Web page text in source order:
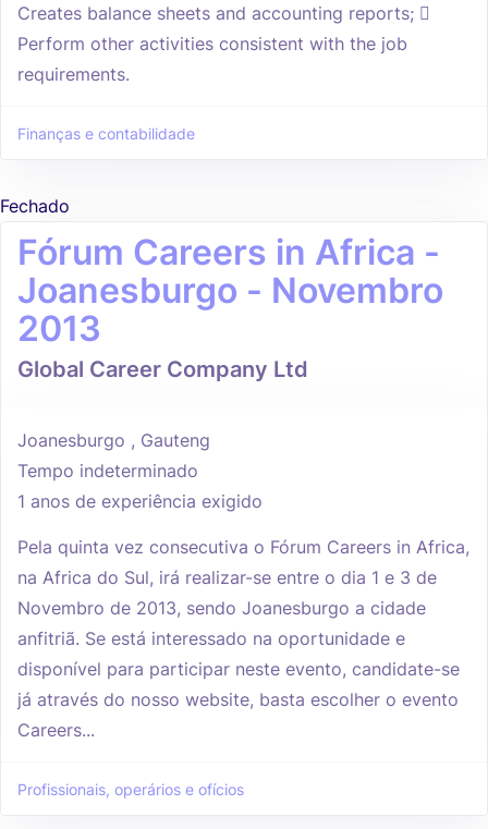
Creates balance sheets and accounting reports; 
Perform other activities consistent with the job
requirements.
Finanças e contabilidade
Fechado
Fórum Careers in Africa -
Joanesburgo - Novembro
2013
Global Career Company Ltd
Joanesburgo , Gauteng
Tempo indeterminado
1 anos de experiência exigido
Pela quinta vez consecutiva o Fórum Careers in Africa,
na Africa do Sul, irá realizar-se entre o dia 1 e 3 de
Novembro de 2013, sendo Joanesburgo a cidade
anfitriã. Se está interessado na oportunidade e
disponível para participar neste evento, candidate-se
já através do nosso website, basta escolher o evento
Careers...
Profissionais, operários e ofícios